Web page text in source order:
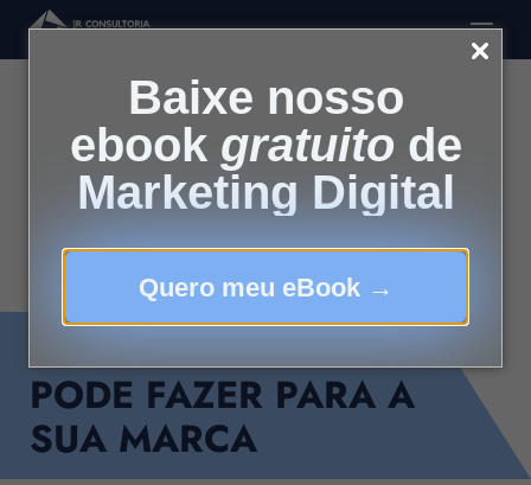
Baixe nosso
ebook gratuito de
Marketing Digital
Quero meu eBook →
O QUE O BRANDING
PODE FAZER PARA A
SUA MARCA